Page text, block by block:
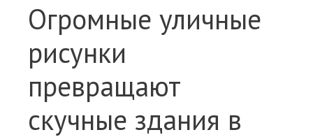
Огромные уличные
рисунки
превращают
скучные здания в